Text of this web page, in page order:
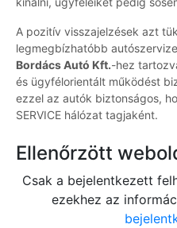
A pozitív visszajelzések azt
legmegbízhatóbb
Bordács Autó Kft.-hez
és ügyfélorientált működést
ezzel az autók biztonságos,
SERVICE hálózat tagjaként.
Ellenőrzött
Csak a bejelentkezett
ezekhez az